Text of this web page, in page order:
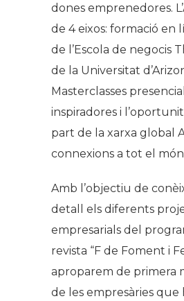
dones emprenedores.
de 4 eixos: formació en
de l’Escola de negocis
de la Universitat
Masterclasses
inspiradores i
part de la xarxa global
connexions a tot el
Amb l’objectiu de
detall els diferents
empresarials del
revista “F de Foment i
aproparem de primera
de les empresàries